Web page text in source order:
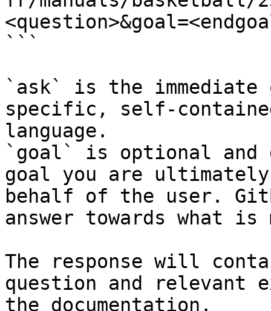
```
`ask` is the
specific, self-
language.
`goal` is optional and
goal you are
behalf of the user.
answer towards what
The response will
question and relevant
the documentation.